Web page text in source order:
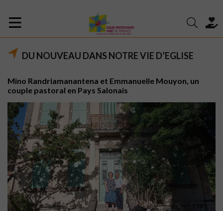
DU NOUVEAU DANS NOTRE VIE D’EGLISE
Mino Randriamanantena et Emmanuelle Mouyon, un
couple pastoral en Pays Salonais